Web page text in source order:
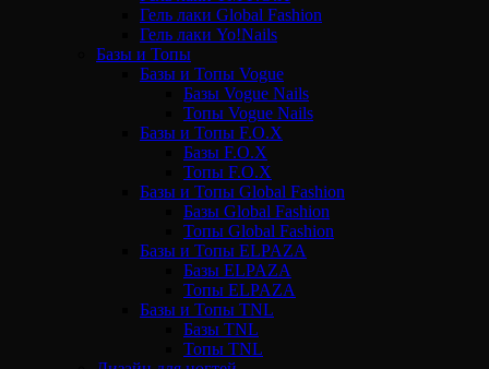
Гель лаки Global Fashion
Гель лаки Yo!Nails
Базы и Топы
Базы и Топы Vogue
Базы Vogue Nails
Топы Vogue Nails
Базы и Топы F.O.X
Базы F.O.X
Топы F.O.X
Базы и Топы Global Fashion
Базы Global Fashion
Топы Global Fashion
Базы и Топы ELPAZA
Базы ELPAZA
Топы ELPAZA
Базы и Топы TNL
Базы TNL
Топы TNL